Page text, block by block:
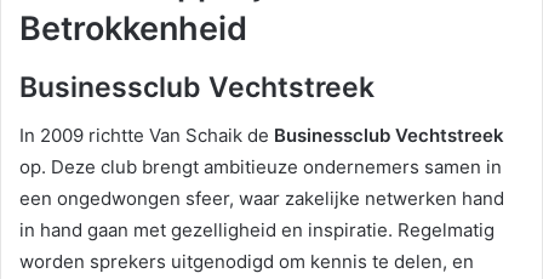
Betrokkenheid
Businessclub Vechtstreek
In 2009 richtte Van Schaik de Businessclub Vechtstreek
op. Deze club brengt ambitieuze ondernemers samen in
een ongedwongen sfeer, waar zakelijke netwerken hand
in hand gaan met gezelligheid en inspiratie. Regelmatig
worden sprekers uitgenodigd om kennis te delen, en